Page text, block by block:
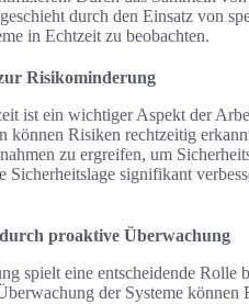
durch den Einsatz von
in Echtzeit zu beobachten.
Risikominderung
ist ein wichtiger Aspekt der
können Risiken rechtzeitig
zu ergreifen, um
Sicherheitslage signifikant
proaktive Überwachung
spielt eine entscheidende
der Systeme